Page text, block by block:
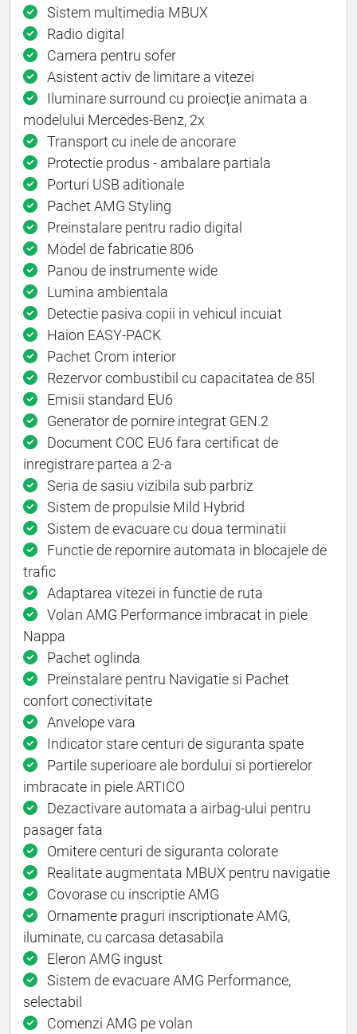
Sistem multimedia MBUX
Radio digital
Camera pentru sofer
Asistent activ de limitare a vitezei
Iluminare surround cu proiecție animata a
modelului Mercedes-Benz, 2x
Transport cu inele de ancorare
Protectie produs - ambalare partiala
Porturi USB aditionale
Pachet AMG Styling
Preinstalare pentru radio digital
Model de fabricatie 806
Panou de instrumente wide
Lumina ambientala
Detectie pasiva copii in vehicul incuiat
Haion EASY-PACK
Pachet Crom interior
Rezervor combustibil cu capacitatea de 85l
Emisii standard EU6
Generator de pornire integrat GEN.2
Document COC EU6 fara certificat de
inregistrare partea a 2-a
Seria de sasiu vizibila sub parbriz
Sistem de propulsie Mild Hybrid
Sistem de evacuare cu doua terminatii
Functie de repornire automata in blocajele de
trafic
Adaptarea vitezei in functie de ruta
Volan AMG Performance imbracat in piele
Nappa
Pachet oglinda
Preinstalare pentru Navigatie si Pachet
confort conectivitate
Anvelope vara
Indicator stare centuri de siguranta spate
Partile superioare ale bordului si portierelor
imbracate in piele ARTICO
Dezactivare automata a airbag-ului pentru
pasager fata
Omitere centuri de siguranta colorate
Realitate augmentata MBUX pentru navigatie
Covorase cu inscriptie AMG
Ornamente praguri inscriptionate AMG,
iluminate, cu carcasa detasabila
Eleron AMG ingust
Sistem de evacuare AMG Performance,
selectabil
Comenzi AMG pe volan